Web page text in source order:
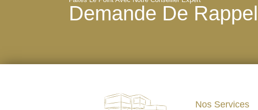
Demande De Rappel
Nos Services